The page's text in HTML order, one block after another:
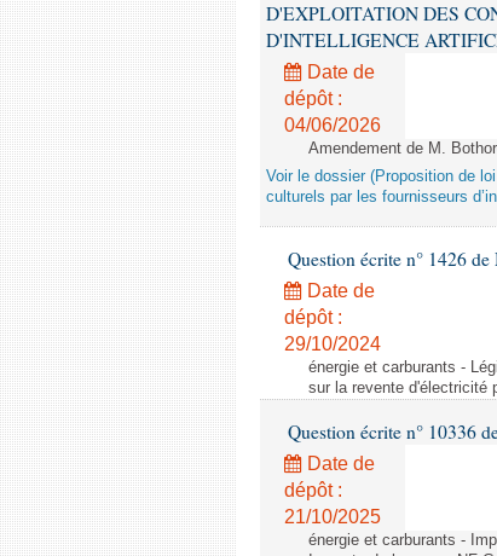
D'EXPLOITATION DES
D'INTELLIGENCE
Date de
dépôt :
04/06/2026
Amendement de M.
Voir le dossier (Proposition de
culturels par les fournisseurs
Question écrite n° 1426
Date de
dépôt :
29/10/2024
énergie et carburants -
sur la revente d'électricité
Question écrite n° 10336
Date de
dépôt :
21/10/2025
énergie et carburants -